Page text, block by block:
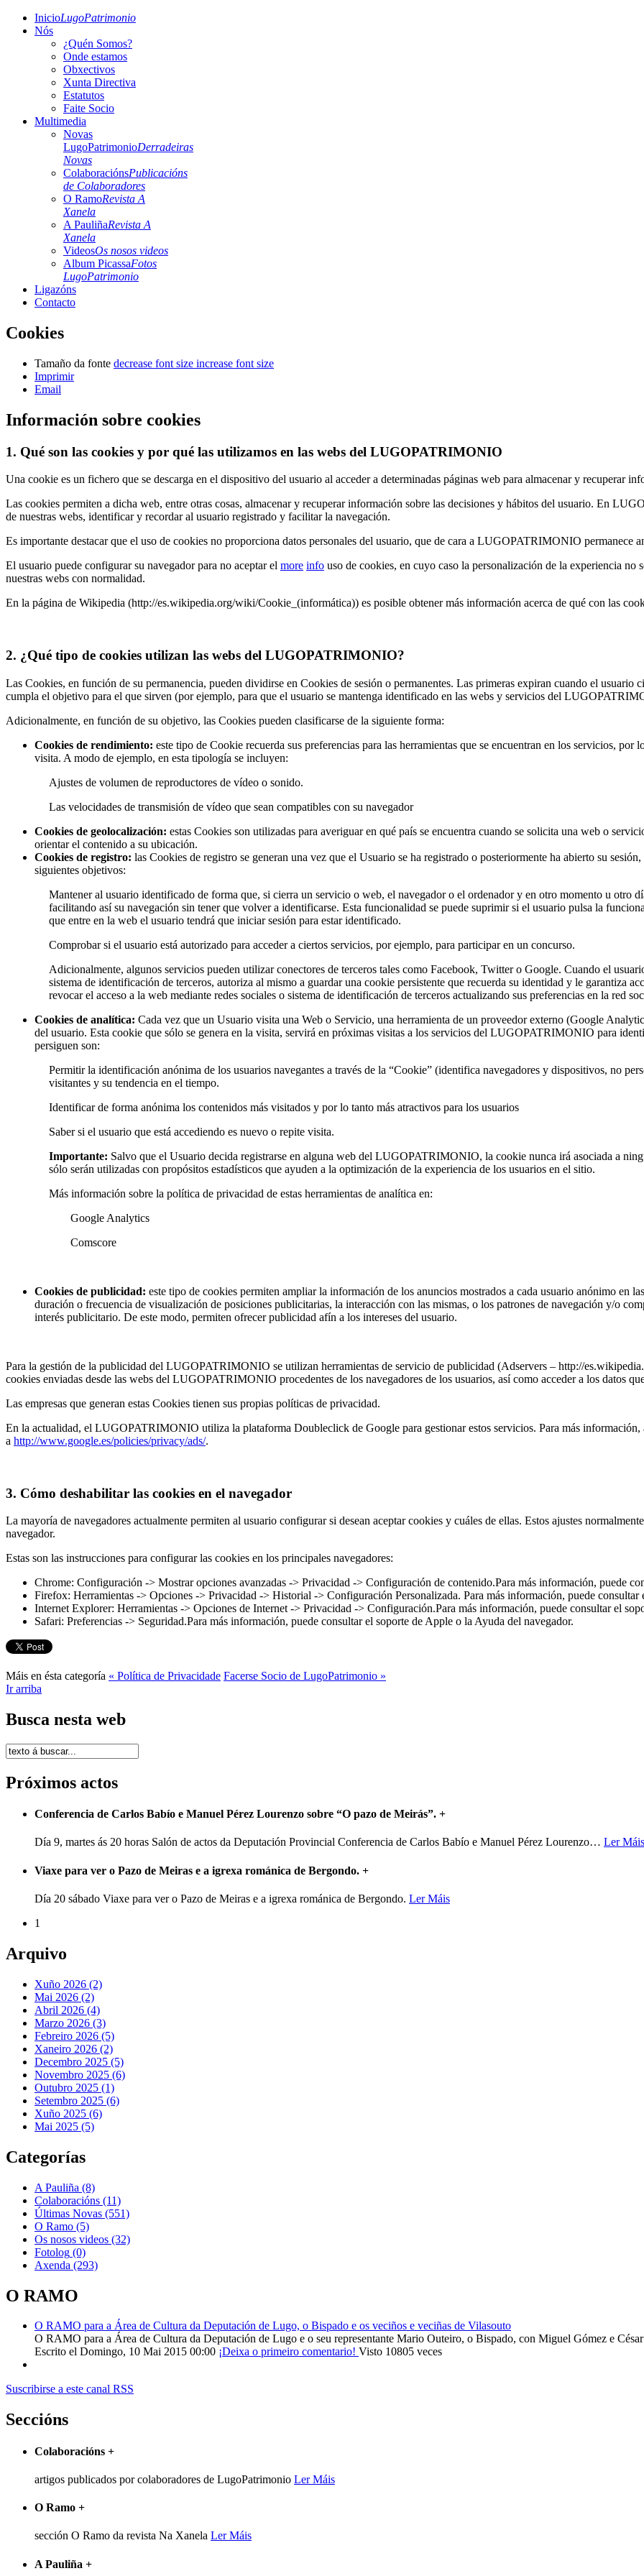
InicioLugoPatrimonio
Nós
¿Quén Somos?
Onde estamos
Obxectivos
Xunta Directiva
Estatutos
Faite Socio
Multimedia
Novas
LugoPatrimonioDerradeiras
Novas
ColaboraciónsPublicacións
de Colaboradores
O RamoRevista A
Xanela
A PauliñaRevista A
Xanela
VideosOs nosos videos
Album PicassaFotos
LugoPatrimonio
Ligazóns
Contacto
Cookies
Tamaño da fonte decrease font size increase font size
Imprimir
Email
Información sobre cookies
1. Qué son las cookies y por qué las utilizamos en las webs del LUGOPATRIMONIO
Una cookie es un fichero que se descarga en el dispositivo del usuario al acceder a determinadas páginas web para almacenar y recuperar
Las cookies permiten a dicha web, entre otras cosas, almacenar y recuperar información sobre las decisiones y hábitos del usuario. En
de nuestras webs, identificar y recordar al usuario registrado y facilitar la navegación.
Es importante destacar que el uso de cookies no proporciona datos personales del usuario, que de cara a LUGOPATRIMONIO permanece
El usuario puede configurar su navegador para no aceptar el more info uso de cookies, en cuyo caso la personalización de la experiencia
nuestras webs con normalidad.
En la página de Wikipedia (http://es.wikipedia.org/wiki/Cookie_(informática)) es posible obtener más información acerca de qué con las
2. ¿Qué tipo de cookies utilizan las webs del LUGOPATRIMONIO?
Las Cookies, en función de su permanencia, pueden dividirse en Cookies de sesión o permanentes. Las primeras expiran cuando el usuario
cumpla el objetivo para el que sirven (por ejemplo, para que el usuario se mantenga identificado en las webs y servicios del
Adicionalmente, en función de su objetivo, las Cookies pueden clasificarse de la siguiente forma:
Cookies de rendimiento: este tipo de Cookie recuerda sus preferencias para las herramientas que se encuentran en los servicios,
visita. A modo de ejemplo, en esta tipología se incluyen:
Ajustes de volumen de reproductores de vídeo o sonido.
Las velocidades de transmisión de vídeo que sean compatibles con su navegador
Cookies de geolocalización: estas Cookies son utilizadas para averiguar en qué país se encuentra cuando se solicita una web o
orientar el contenido a su ubicación.
Cookies de registro: las Cookies de registro se generan una vez que el Usuario se ha registrado o posteriormente ha abierto su
siguientes objetivos:
Mantener al usuario identificado de forma que, si cierra un servicio o web, el navegador o el ordenador y en otro momento u otro
facilitando así su navegación sin tener que volver a identificarse. Esta funcionalidad se puede suprimir si el usuario pulsa la
que entre en la web el usuario tendrá que iniciar sesión para estar identificado.
Comprobar si el usuario está autorizado para acceder a ciertos servicios, por ejemplo, para participar en un concurso.
Adicionalmente, algunos servicios pueden utilizar conectores de terceros tales como Facebook, Twitter o Google. Cuando el
sistema de identificación de terceros, autoriza al mismo a guardar una cookie persistente que recuerda su identidad y le garantiza
revocar el acceso a la web mediante redes sociales o sistema de identificación de terceros actualizando sus preferencias en la red
Cookies de analítica: Cada vez que un Usuario visita una Web o Servicio, una herramienta de un proveedor externo (Google
del usuario. Esta cookie que sólo se genera en la visita, servirá en próximas visitas a los servicios del LUGOPATRIMONIO para
persiguen son:
Permitir la identificación anónima de los usuarios navegantes a través de la “Cookie” (identifica navegadores y dispositivos, no
visitantes y su tendencia en el tiempo.
Identificar de forma anónima los contenidos más visitados y por lo tanto más atractivos para los usuarios
Saber si el usuario que está accediendo es nuevo o repite visita.
Importante: Salvo que el Usuario decida registrarse en alguna web del LUGOPATRIMONIO, la cookie nunca irá asociada a
sólo serán utilizadas con propósitos estadísticos que ayuden a la optimización de la experiencia de los usuarios en el sitio.
Más información sobre la política de privacidad de estas herramientas de analítica en:
Google Analytics
Comscore
Cookies de publicidad: este tipo de cookies permiten ampliar la información de los anuncios mostrados a cada usuario anónimo
duración o frecuencia de visualización de posiciones publicitarias, la interacción con las mismas, o los patrones de navegación y/o
interés publicitario. De este modo, permiten ofrecer publicidad afín a los intereses del usuario.
Para la gestión de la publicidad del LUGOPATRIMONIO se utilizan herramientas de servicio de publicidad (Adservers – http://
cookies enviadas desde las webs del LUGOPATRIMONIO procedentes de los navegadores de los usuarios, así como acceder a los datos
Las empresas que generan estas Cookies tienen sus propias políticas de privacidad.
En la actualidad, el LUGOPATRIMONIO utiliza la plataforma Doubleclick de Google para gestionar estos servicios. Para más
a http://www.google.es/policies/privacy/ads/.
3. Cómo deshabilitar las cookies en el navegador
La mayoría de navegadores actualmente permiten al usuario configurar si desean aceptar cookies y cuáles de ellas. Estos ajustes
navegador.
Estas son las instrucciones para configurar las cookies en los principales navegadores:
Chrome: Configuración -> Mostrar opciones avanzadas -> Privacidad -> Configuración de contenido.Para más información, puede
Firefox: Herramientas -> Opciones -> Privacidad -> Historial -> Configuración Personalizada. Para más información, puede
Internet Explorer: Herramientas -> Opciones de Internet -> Privacidad -> Configuración.Para más información, puede consultar el
Safari: Preferencias -> Seguridad.Para más información, puede consultar el soporte de Apple o la Ayuda del navegador.
Máis en ésta categoría « Política de Privacidade Facerse Socio de LugoPatrimonio »
Ir arriba
Busca nesta web
Próximos actos
Conferencia de Carlos Babío e Manuel Pérez Lourenzo sobre “O pazo de Meirás”. +
Día 9, martes ás 20 horas Salón de actos da Deputación Provincial Conferencia de Carlos Babío e Manuel Pérez Lourenzo… Ler Máis
Viaxe para ver o Pazo de Meiras e a igrexa románica de Bergondo. +
Día 20 sábado Viaxe para ver o Pazo de Meiras e a igrexa románica de Bergondo. Ler Máis
1
Arquivo
Xuño 2026 (2)
Mai 2026 (2)
Abril 2026 (4)
Marzo 2026 (3)
Febreiro 2026 (5)
Xaneiro 2026 (2)
Decembro 2025 (5)
Novembro 2025 (6)
Outubro 2025 (1)
Setembro 2025 (6)
Xuño 2025 (6)
Mai 2025 (5)
Categorías
A Pauliña (8)
Colaboracións (11)
Últimas Novas (551)
O Ramo (5)
Os nosos videos (32)
Fotolog (0)
Axenda (293)
O RAMO
O RAMO para a Área de Cultura da Deputación de Lugo, o Bispado e os veciños e veciñas de Vilasouto
O RAMO para a Área de Cultura da Deputación de Lugo e o seu representante Mario Outeiro, o Bispado, con Miguel Gómez e
Escrito el Domingo, 10 Mai 2015 00:00 ¡Deixa o primeiro comentario! Visto 10805 veces
Suscribirse a este canal RSS
Seccións
Colaboracións +
artigos publicados por colaboradores de LugoPatrimonio Ler Máis
O Ramo +
sección O Ramo da revista Na Xanela Ler Máis
A Pauliña +